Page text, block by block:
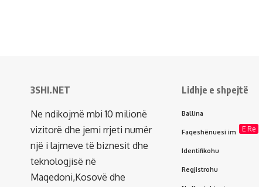
3SHI.NET
Ne ndikojmë mbi 10 milionë
vizitorë dhe jemi rrjeti numër
një i lajmeve të biznesit dhe
teknologjisë në
Maqedoni,Kosovë dhe
Lidhje e shpejtë
Ballina
Faqeshënuesi im E Re
Identifikohu
Regjistrohu